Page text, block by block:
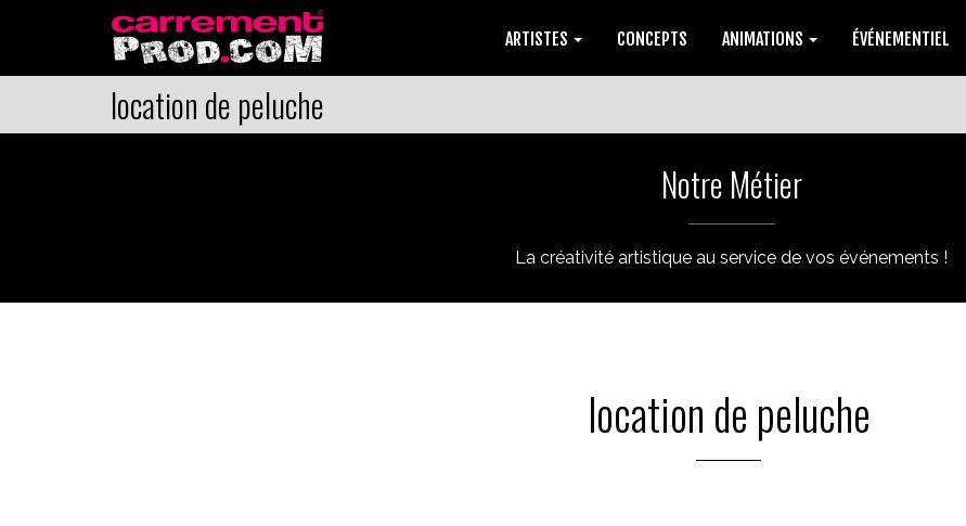
ARTISTES CONCEPTS ANIMATIONS ÉVÉNEMENTIEL
location de peluche
Notre Métier
La créativité artistique au service de vos événements !
location de peluche